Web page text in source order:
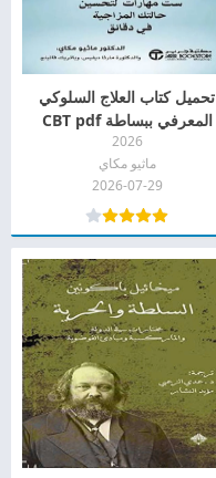
تحميل كتاب العلاج السلوكي
المعرفي ببساطة CBT pdf
2026
ماثيو مكاي
2026-07-29